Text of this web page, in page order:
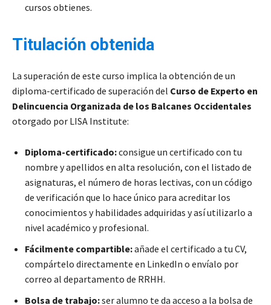
cursos obtienes.
Titulación obtenida
La superación de este curso implica la obtención de un
diploma-certificado de superación del Curso de Experto en
Delincuencia Organizada de los Balcanes Occidentales
otorgado por LISA Institute:
Diploma-certificado:consigue un certificado con tu
nombre y apellidos en alta resolución, con el listado de
asignaturas, el número de horas lectivas, con un código
de verificación que lo hace único para acreditar los
conocimientos y habilidades adquiridas y así utilizarlo a
nivel académico y profesional.
Fácilmente compartible:añade el certificado a tu CV,
compártelo directamente en LinkedIn o envíalo por
correo al departamento de RRHH.
Bolsa de trabajo:ser alumno te da acceso a la bolsa de